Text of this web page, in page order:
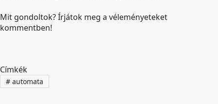
Mit gondoltok? Írjátok meg a véleményeteket
kommentben!
Címkék
#automata